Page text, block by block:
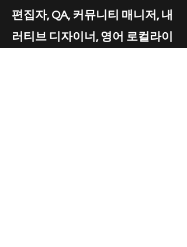
편집자, QA, 커뮤니티 매니저, 내
러티브 디자이너, 영어 로컬라이